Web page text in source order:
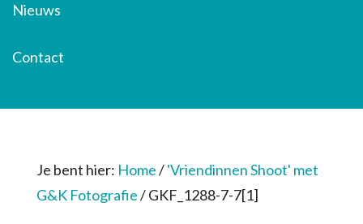
Nieuws
Contact
Je bent hier: Home/'Vriendinnen Shoot' met
G&K Fotografie/GKF_1288-7-7[1]